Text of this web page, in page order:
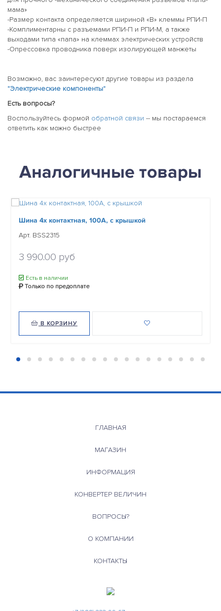
мама»
-Размер контакта определяется шириной «В» клеммы РПИ-П
-Комплиментарны с разъемами РПИ-П и РПИ-М, а также
выходами типа «папа» на клеммах электрических устройств
-Опрессовка проводника поверх изолирующей манжеты
Возможно, вас заинтересуют другие товары из раздела
"Электрические компоненты"
Есть вопросы?
Воспользуйтесь формой обратной связи -- мы постараемся
ответить как можно быстрее
Аналогичные товары
Шина 4х контактная, 100А, с крышкой
Арт. BSS2315
3 990.00 руб
Есть в наличии
Только по предоплате
В КОРЗИНУ
ГЛАВНАЯ
МАГАЗИН
ИНФОРМАЦИЯ
КОНВЕРТЕР ВЕЛИЧИН
ВОПРОСЫ?
О КОМПАНИИ
КОНТАКТЫ